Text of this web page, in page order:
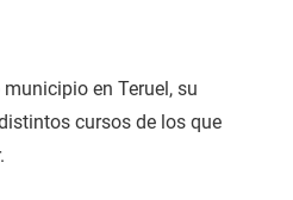
en Teruel, su
cursos de los que